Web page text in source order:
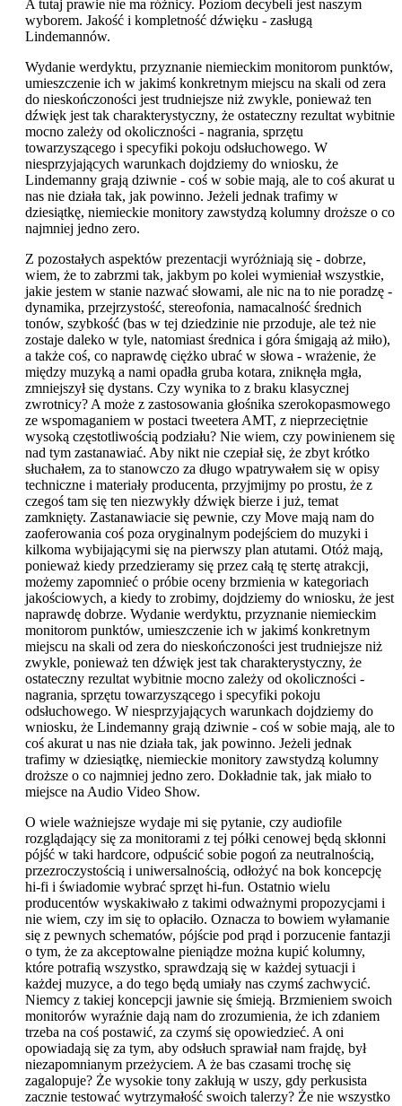
A tutaj prawie nie ma różnicy. Poziom decybeli jest naszym
wyborem. Jakość i kompletność dźwięku - zasługą
Lindemannów.
Wydanie werdyktu, przyznanie niemieckim monitorom punktów,
umieszczenie ich w jakimś konkretnym miejscu na skali od zera
do nieskończoności jest trudniejsze niż zwykle, ponieważ ten
dźwięk jest tak charakterystyczny, że ostateczny rezultat wybitnie
mocno zależy od okoliczności - nagrania, sprzętu
towarzyszącego i specyfiki pokoju odsłuchowego. W
niesprzyjających warunkach dojdziemy do wniosku, że
Lindemanny grają dziwnie - coś w sobie mają, ale to coś akurat u
nas nie działa tak, jak powinno. Jeżeli jednak trafimy w
dziesiątkę, niemieckie monitory zawstydzą kolumny droższe o co
najmniej jedno zero.
Z pozostałych aspektów prezentacji wyróżniają się - dobrze,
wiem, że to zabrzmi tak, jakbym po kolei wymieniał wszystkie,
jakie jestem w stanie nazwać słowami, ale nic na to nie poradzę -
dynamika, przejrzystość, stereofonia, namacalność średnich
tonów, szybkość (bas w tej dziedzinie nie przoduje, ale też nie
zostaje daleko w tyle, natomiast średnica i góra śmigają aż miło),
a także coś, co naprawdę ciężko ubrać w słowa - wrażenie, że
między muzyką a nami opadła gruba kotara, zniknęła mgła,
zmniejszył się dystans. Czy wynika to z braku klasycznej
zwrotnicy? A może z zastosowania głośnika szerokopasmowego
ze wspomaganiem w postaci tweetera AMT, z nieprzeciętnie
wysoką częstotliwością podziału? Nie wiem, czy powinienem się
nad tym zastanawiać. Aby nikt nie czepiał się, że zbyt krótko
słuchałem, za to stanowczo za długo wpatrywałem się w opisy
techniczne i materiały producenta, przyjmijmy po prostu, że z
czegoś tam się ten niezwykły dźwięk bierze i już, temat
zamknięty. Zastanawiacie się pewnie, czy Move mają nam do
zaoferowania coś poza oryginalnym podejściem do muzyki i
kilkoma wybijającymi się na pierwszy plan atutami. Otóż mają,
ponieważ kiedy przedzieramy się przez całą tę stertę atrakcji,
możemy zapomnieć o próbie oceny brzmienia w kategoriach
jakościowych, a kiedy to zrobimy, dojdziemy do wniosku, że jest
naprawdę dobrze. Wydanie werdyktu, przyznanie niemieckim
monitorom punktów, umieszczenie ich w jakimś konkretnym
miejscu na skali od zera do nieskończoności jest trudniejsze niż
zwykle, ponieważ ten dźwięk jest tak charakterystyczny, że
ostateczny rezultat wybitnie mocno zależy od okoliczności -
nagrania, sprzętu towarzyszącego i specyfiki pokoju
odsłuchowego. W niesprzyjających warunkach dojdziemy do
wniosku, że Lindemanny grają dziwnie - coś w sobie mają, ale to
coś akurat u nas nie działa tak, jak powinno. Jeżeli jednak
trafimy w dziesiątkę, niemieckie monitory zawstydzą kolumny
droższe o co najmniej jedno zero. Dokładnie tak, jak miało to
miejsce na Audio Video Show.
O wiele ważniejsze wydaje mi się pytanie, czy audiofile
rozglądający się za monitorami z tej półki cenowej będą skłonni
pójść w taki hardcore, odpuścić sobie pogoń za neutralnością,
przezroczystością i uniwersalnością, odłożyć na bok koncepcję
hi-fi i świadomie wybrać sprzęt hi-fun. Ostatnio wielu
producentów wyskakiwało z takimi odważnymi propozycjami i
nie wiem, czy im się to opłaciło. Oznacza to bowiem wyłamanie
się z pewnych schematów, pójście pod prąd i porzucenie fantazji
o tym, że za akceptowalne pieniądze można kupić kolumny,
które potrafią wszystko, sprawdzają się w każdej sytuacji i
każdej muzyce, a do tego będą umiały nas czymś zachwycić.
Niemcy z takiej koncepcji jawnie się śmieją. Brzmieniem swoich
monitorów wyraźnie dają nam do zrozumienia, że ich zdaniem
trzeba na coś postawić, za czymś się opowiedzieć. A oni
opowiadają się za tym, aby odsłuch sprawiał nam frajdę, był
niezapomnianym przeżyciem. A że bas czasami trochę się
zagalopuje? Że wysokie tony zakłują w uszy, gdy perkusista
zacznie testować wytrzymałość swoich talerzy? Że nie wszystko